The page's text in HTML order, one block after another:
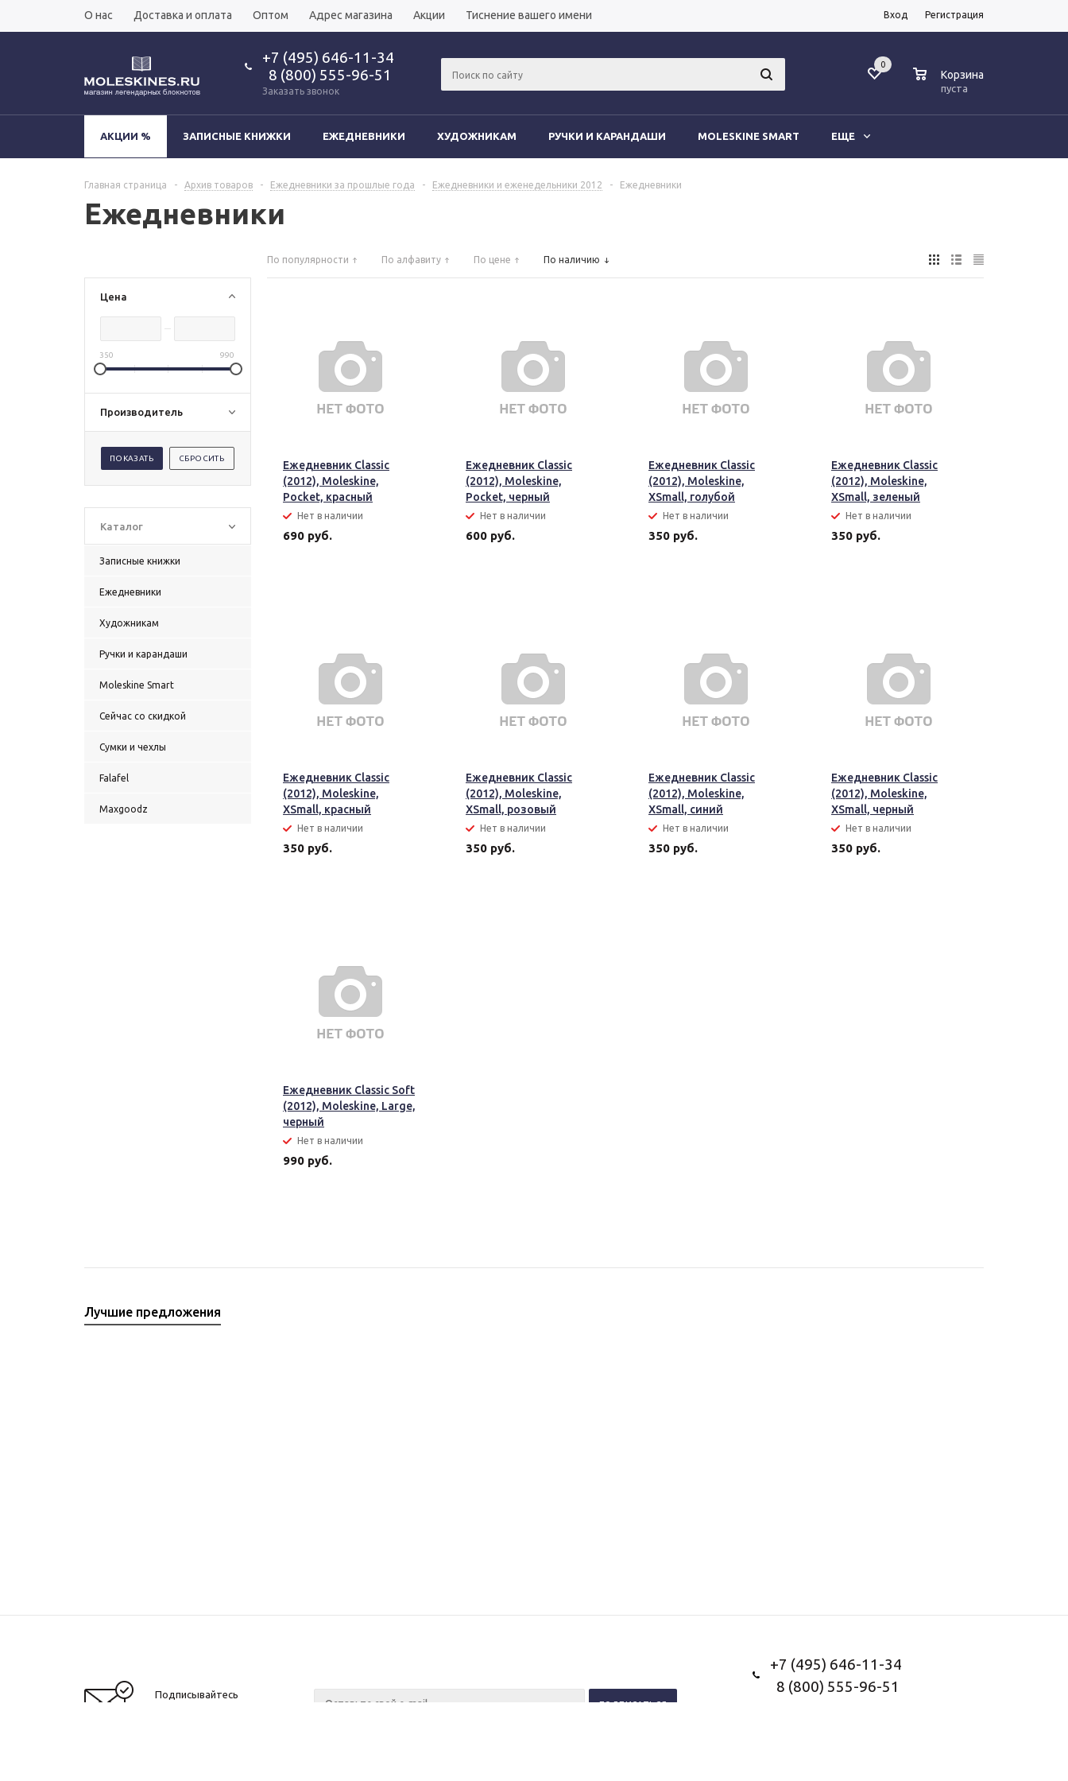
О нас Доставка и оплата Оптом Адрес магазина Акции Тиснение вашего имени Вход Регистрация
+7 (495) 646-11-34
8 (800) 555-96-51
Заказать звонок
0
Корзина
пуста
АКЦИИ % ЗАПИСНЫЕ КНИЖКИ ЕЖЕДНЕВНИКИ ХУДОЖНИКАМ РУЧКИ И КАРАНДАШИ MOLESKINE SMART ЕЩЕ
Главная страница - Архив товаров - Ежедневники за прошлые года - Ежедневники и еженедельники 2012 - Ежедневники
Ежедневники
Цена
350 990
Производитель
Каталог
Записные книжки
Ежедневники
Художникам
Ручки и карандаши
Moleskine Smart
Сейчас со скидкой
Сумки и чехлы
Falafel
Maxgoodz
По популярности По алфавиту По цене По наличию
Ежедневник Classic
(2012), Moleskine,
Pocket, красный
Нет в наличии
690 руб.
Ежедневник Classic
(2012), Moleskine,
Pocket, черный
Нет в наличии
600 руб.
Ежедневник Classic
(2012), Moleskine,
XSmall, голубой
Нет в наличии
350 руб.
Ежедневник Classic
(2012), Moleskine,
XSmall, зеленый
Нет в наличии
350 руб.
Ежедневник Classic
(2012), Moleskine,
XSmall, красный
Нет в наличии
350 руб.
Ежедневник Classic
(2012), Moleskine,
XSmall, розовый
Нет в наличии
350 руб.
Ежедневник Classic
(2012), Moleskine,
XSmall, синий
Нет в наличии
350 руб.
Ежедневник Classic
(2012), Moleskine,
XSmall, черный
Нет в наличии
350 руб.
Ежедневник Classic Soft
(2012), Moleskine, Large,
черный
Нет в наличии
990 руб.
Лучшие предложения
Подписывайтесь
+7 (495) 646-11-34
8 (800) 555-96-51